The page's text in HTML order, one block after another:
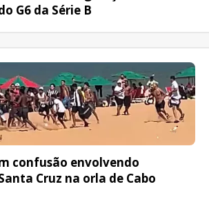
G6 da Série B
confusão envolvendo
Cruz na orla de Cabo